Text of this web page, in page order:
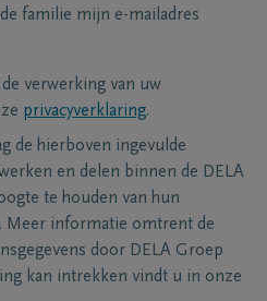
familie mijn e-mailadres
verwerking van uw
privacyverklaring.
de hierboven ingevulde
en delen binnen de DELA
te houden van hun
Meer informatie omtrent de
door DELA Groep
kan intrekken vindt u in onze